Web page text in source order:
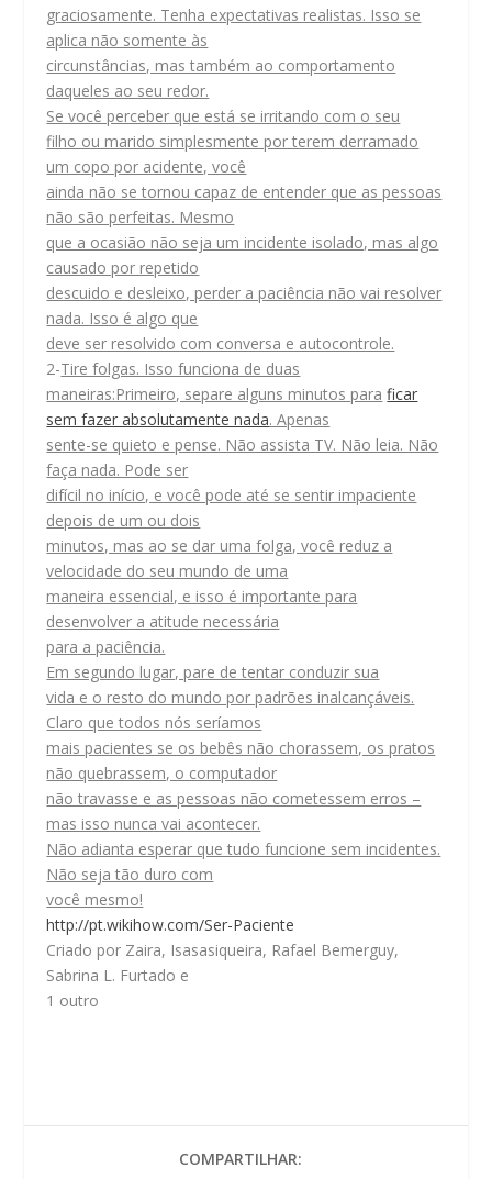
graciosamente. Tenha expectativas realistas. Isso se
aplica não somente às
circunstâncias, mas também ao comportamento
daqueles ao seu redor.
Se você perceber que está se irritando com o seu
filho ou marido simplesmente por terem derramado
um copo por acidente, você
ainda não se tornou capaz de entender que as pessoas
não são perfeitas. Mesmo
que a ocasião não seja um incidente isolado, mas algo
causado por repetido
descuido e desleixo, perder a paciência não vai resolver
nada. Isso é algo que
deve ser resolvido com conversa e autocontrole.
2-Tire folgas. Isso funciona de duas
maneiras:Primeiro, separe alguns minutos para ficar
sem fazer absolutamente nada. Apenas
sente-se quieto e pense. Não assista TV. Não leia. Não
faça nada. Pode ser
difícil no início, e você pode até se sentir impaciente
depois de um ou dois
minutos, mas ao se dar uma folga, você reduz a
velocidade do seu mundo de uma
maneira essencial, e isso é importante para
desenvolver a atitude necessária
para a paciência.
Em segundo lugar, pare de tentar conduzir sua
vida e o resto do mundo por padrões inalcançáveis.
Claro que todos nós seríamos
mais pacientes se os bebês não chorassem, os pratos
não quebrassem, o computador
não travasse e as pessoas não cometessem erros –
mas isso nunca vai acontecer.
Não adianta esperar que tudo funcione sem incidentes.
Não seja tão duro com
você mesmo!
http://pt.wikihow.com/Ser-Paciente
Criado por Zaira, Isasasiqueira, Rafael Bemerguy,
Sabrina L. Furtado e
1 outro
COMPARTILHAR: